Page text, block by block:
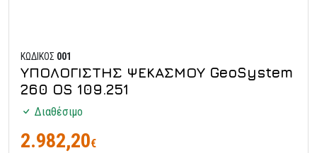
ΚΩΔΙΚΟΣ 001
ΥΠΟΛΟΓΙΣΤΗΣ ΨΕΚΑΣΜΟΥ GeoSystem
260 OS 109.251
Διαθέσιμο
2.982,20€